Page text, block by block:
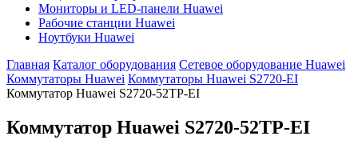
Мониторы и LED-панели Huawei
Рабочие станции Huawei
Ноутбуки Huawei
Главная Каталог оборудования Сетевое оборудование Huawei
Коммутаторы Huawei Коммутаторы Huawei S2720-EI
Коммутатор Huawei S2720-52TP-EI
Коммутатор Huawei S2720-52TP-EI